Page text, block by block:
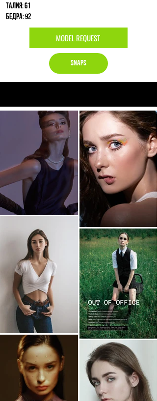
Талия: 61
Бедра: 92
MODEL REQUEST
Snaps